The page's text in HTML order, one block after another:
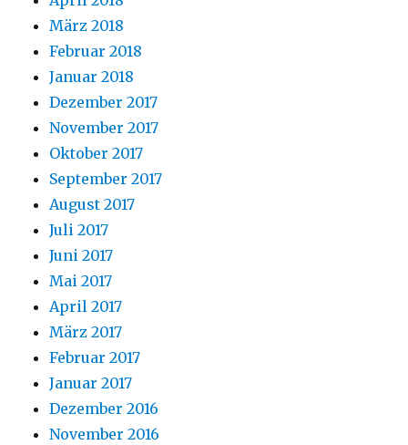
März 2018
Februar 2018
Januar 2018
Dezember 2017
November 2017
Oktober 2017
September 2017
August 2017
Juli 2017
Juni 2017
Mai 2017
April 2017
März 2017
Februar 2017
Januar 2017
Dezember 2016
November 2016